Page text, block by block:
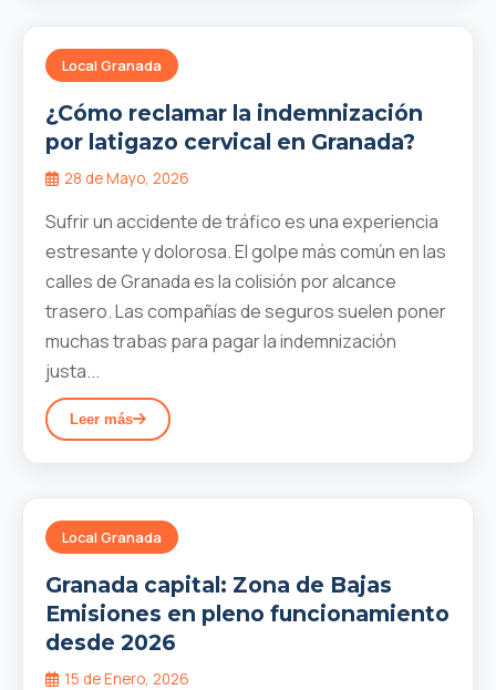
Local Granada
¿Cómo reclamar la indemnización
por latigazo cervical en Granada?
28 de Mayo, 2026
Sufrir un accidente de tráfico es una experiencia
estresante y dolorosa. El golpe más común en las
calles de Granada es la colisión por alcance
trasero. Las compañías de seguros suelen poner
muchas trabas para pagar la indemnización
justa...
Leer más
Local Granada
Granada capital: Zona de Bajas
Emisiones en pleno funcionamiento
desde 2026
15 de Enero, 2026